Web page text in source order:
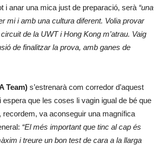
i anar una mica just de preparació, serà “una
mi i amb una cultura diferent. Volia provar
de la UWT i Hong Kong m’atrau. Vaig
de finalitzar la prova, amb ganes de
Team) s’estrenarà com corredor d’aquest
espera que les coses li vagin igual de bé que
recordem, va aconseguir una magnífica
“El més important que tinc al cap és
i treure un bon test de cara a la llarga